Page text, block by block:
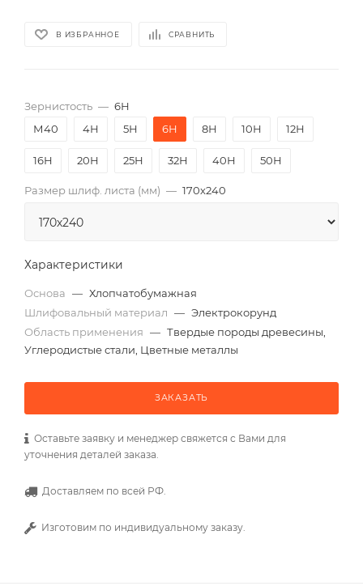
В ИЗБРАННОЕ СРАВНИТЬ
Зернистость — 6Н
М40
4Н 5Н 6Н 8Н 10Н 12Н
16Н 20Н 25Н 32Н 40Н 50Н
Размер шлиф. листа (мм) — 170х240
Характеристики
Основа — Хлопчатобумажная
Шлифовальный материал — Электрокорунд
Область применения — Твердые породы древесины,
Углеродистые стали, Цветные металлы
ЗАКАЗАТЬ
Оставьте заявку и менеджер свяжется с Вами для
уточнения деталей заказа.
Доставляем по всей РФ.
Изготовим по индивидуальному заказу.